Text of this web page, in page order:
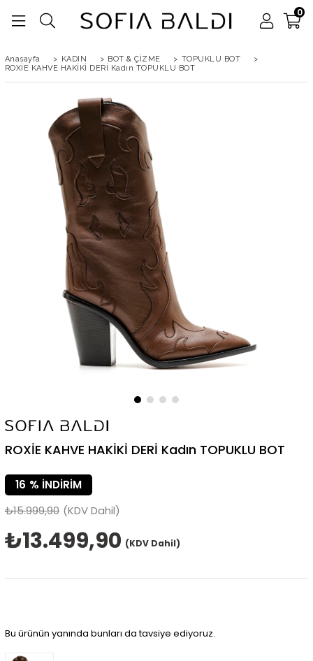
0
Anasayfa > KADIN > BOT & ÇİZME > TOPUKLU BOT
>
ROXİE KAHVE HAKİKİ DERİ Kadın TOPUKLU BOT
ROXİE KAHVE HAKİKİ DERİ Kadın TOPUKLU BOT
%
16
İNDIRIM
₺15.999,90 (KDV Dahil)
₺13.499,90 (KDV Dahil)
Bu ürünün yanında bunları da tavsiye ediyoruz.